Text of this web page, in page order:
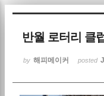
반월 로터리 클
by 해피메이커 posted